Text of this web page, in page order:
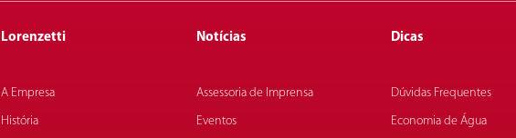
Lorenzetti
A Empresa
História
Notícias
Assessoria de Imprensa
Eventos
Dicas
Dúvidas Frequentes
Economia de Água